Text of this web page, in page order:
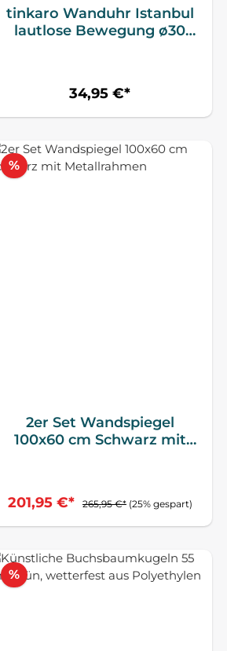
tinkaro Wanduhr Istanbul
lautlose Bewegung ø30
34,95 €*
%Rabatt
2er Set Wandspiegel
100x60 cm Schwarz mit
201,95 €* 265,95 €* (25% gespart)
%Rabatt